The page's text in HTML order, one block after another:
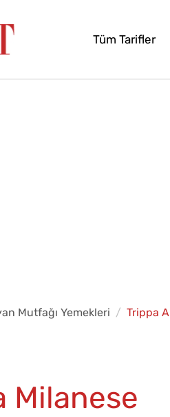
Tüm Tarifler
Mutfağı Yemekleri Trippa
Milanese